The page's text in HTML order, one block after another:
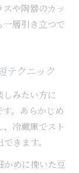
や陶器のカッ
一層引き立つで
テクニック
みたい方に
。あらかじめ
冷蔵庫でスト
きます。
かめに挽いた豆